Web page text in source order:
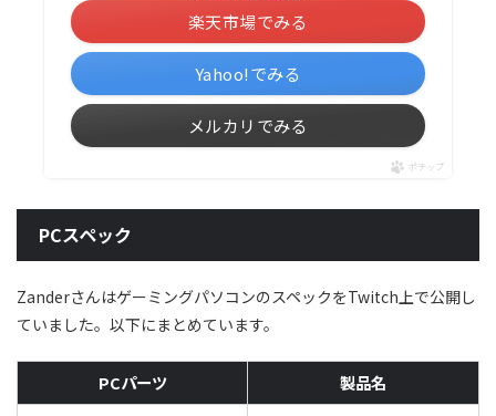
楽天市場でみる
Yahoo!でみる
メルカリでみる
ポチップ
PCスペック
ZanderさんはゲーミングパソコンのスペックをTwitch上で公開し
ていました。以下にまとめています。
PCパーツ
製品名